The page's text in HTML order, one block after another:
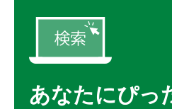
あなたにぴっ